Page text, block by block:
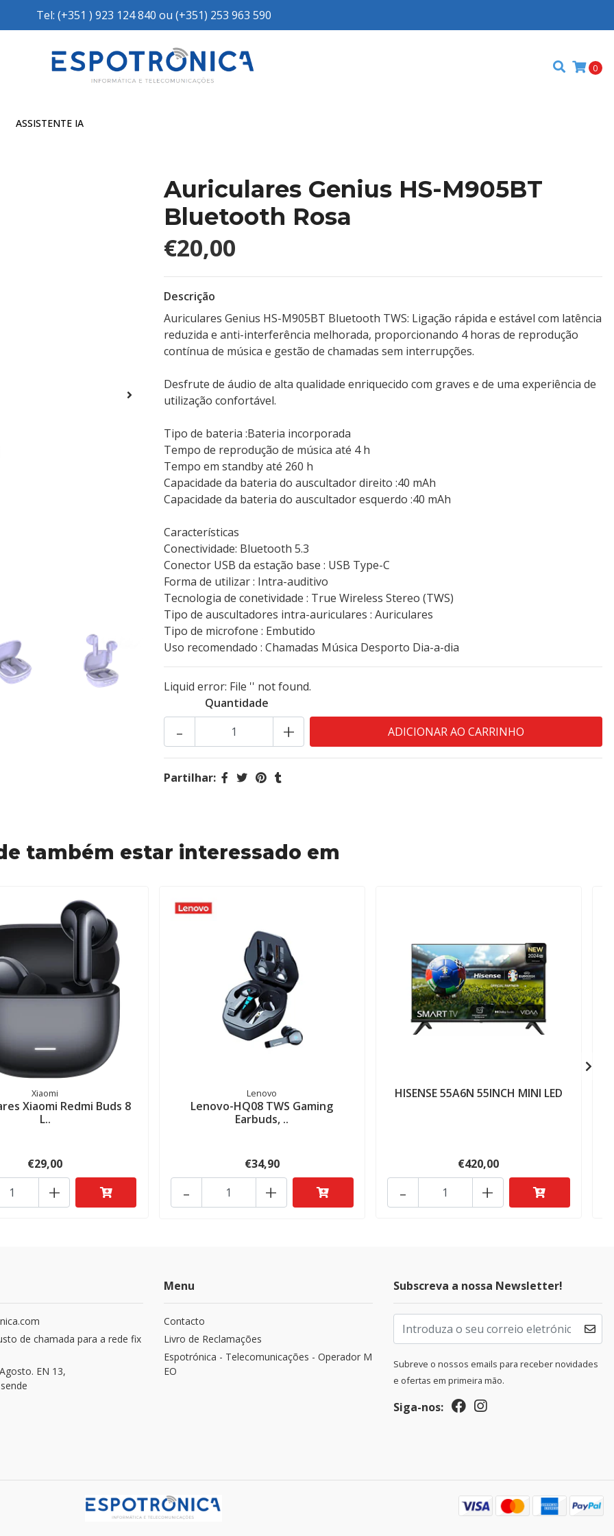
Tel: (+351 ) 923 124 840 ou (+351) 253 963 590
0
ASSISTENTE IA
Auriculares Genius HS-M905BT
Bluetooth Rosa
€20,00
Descrição
Auriculares Genius HS-M905BT Bluetooth TWS: Ligação rápida e estável com latência
reduzida e anti-interferência melhorada, proporcionando 4 horas de reprodução
contínua de música e gestão de chamadas sem interrupções.
Desfrute de áudio de alta qualidade enriquecido com graves e de uma experiência de
utilização confortável.
Tipo de bateria :Bateria incorporada
Tempo de reprodução de música até 4 h
Tempo em standby até 260 h
Capacidade da bateria do auscultador direito :40 mAh
Capacidade da bateria do auscultador esquerdo :40 mAh
Características
Conectividade: Bluetooth 5.3
Conector USB da estação base : USB Type-C
Forma de utilizar : Intra-auditivo
Tecnologia de conetividade : True Wireless Stereo (TWS)
Tipo de auscultadores intra-auriculares : Auriculares
Tipo de microfone : Embutido
Uso recomendado : Chamadas Música Desporto Dia-a-dia
Liquid error: File '' not found.
Quantidade
+
-
Partilhar:
também estar interessado em
Xiaomi
Xiaomi Redmi Buds 8
L..
€29,00
+
Lenovo
Lenovo-HQ08 TWS Gaming
Earbuds, ..
€34,90
+
-
HISENSE 55A6N 55INCH MINI LED
€420,00
+
-
de chamada para a rede fix
EN 13,
Menu
Contacto
Livro de Reclamações
Espotrónica - Telecomunicações - Operador M
EO
Subscreva a nossa Newsletter!
Subreve o nossos emails para receber novidades
e ofertas em primeira mão.
Siga-nos: